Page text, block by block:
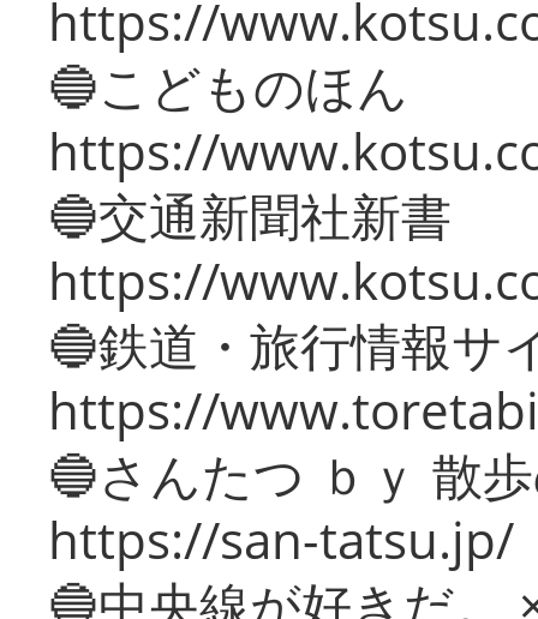
https://
🔵こどものほん
https://
🔵交通新聞社新書
https://
🔵鉄道・旅行情報サ
https://
🔵さんたつ ｂｙ 散
https://san-tatsu.jp/
🔵中央線が好きだ。